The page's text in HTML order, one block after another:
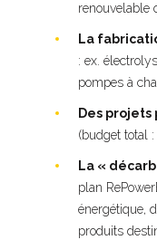
renouvelable
La
: ex.
pompes à
Des
(budget total
La «
plan
énergétique,
produits